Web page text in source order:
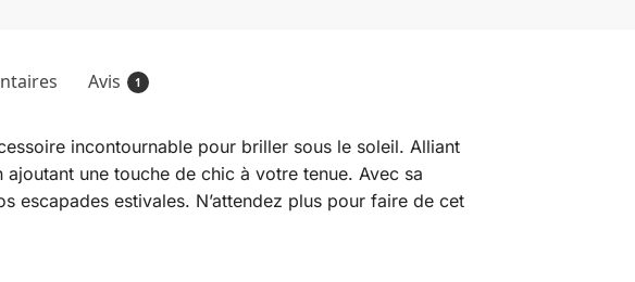
Avis 1
incontournable pour briller sous le soleil. Alliant
une touche de chic à votre tenue. Avec sa
escapades estivales. N’attendez plus pour faire de cet